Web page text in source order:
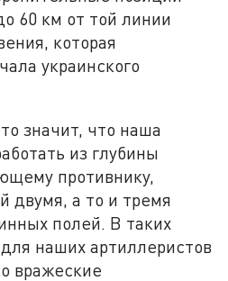
60 км от той линии
которая
украинского
значит, что наша
из глубины
противнику,
двумя, а то и тремя
полей. В таких
наших артиллеристов
вражеские